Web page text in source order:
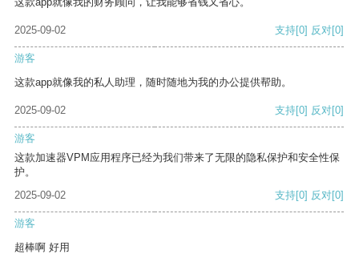
2025-09-02 支持[0] 反对[0]
游客
这款app就像我的私人助理，随时随地为我的办公提供帮助。
2025-09-02 支持[0] 反对[0]
游客
这款加速器VPM应用程序已经为我们带来了无限的隐私保护和安全性保
护。
2025-09-02
支持[0] 反对[0]
游客
超棒啊 好用